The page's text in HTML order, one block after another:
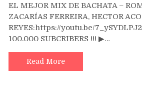
MEJOR
MIX
DE
BACHATA
ROMEO
SANTOS,
EL MEJOR MIX DE BACHATA –
ZACARÍAS FERREIRA, HECTOR
REYES:https://youtu.be/
100.000 SUBCRIBERS !!! ▶…
Read More